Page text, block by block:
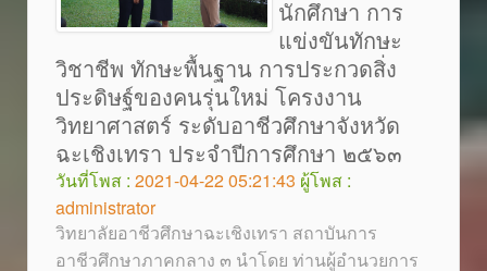
นักศึกษา การ
แข่งขันทักษะ
วิชาชีพ ทักษะพื้นฐาน การประกวดสิ่ง
ประดิษฐ์ของคนรุ่นใหม่ โครงงาน
วิทยาศาสตร์ ระดับอาชีวศึกษาจังหวัด
ฉะเชิงเทรา ประจำปีการศึกษา ๒๕๖๓
วันที่โพส : 2021-04-22 05:21:43 ผู้โพส :
administrator
วิทยาลัยอาชีวศึกษาฉะเชิงเทรา สถาบันการ
อาชีวศึกษาภาคกลาง ๓ นำโดย ท่านผู้อำนวยการ